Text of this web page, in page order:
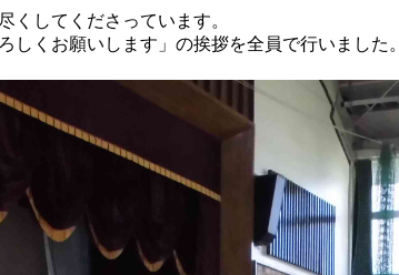
くしてくださっています。
くお願いします」の挨拶を全員で行いました。